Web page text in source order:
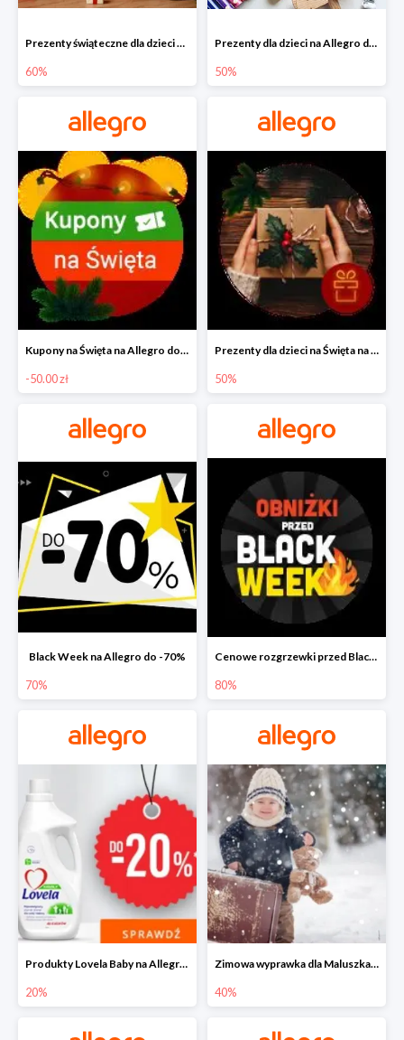
Prezenty świąteczne dla dzieci na Allegro do -60%
60%
Prezenty dla dzieci na Allegro do -50%
50%
Kupony na Święta na Allegro do -50 zł
-50.00 zł
Prezenty dla dzieci na Święta na Allegro do -50%
50%
Black Week na Allegro do -70%
70%
Cenowe rozgrzewki przed Black Friday na Allegro do -80%
80%
Produkty Lovela Baby na Allegro do -20%
20%
Zimowa wyprawka dla Maluszka na Allegro do -40%
40%